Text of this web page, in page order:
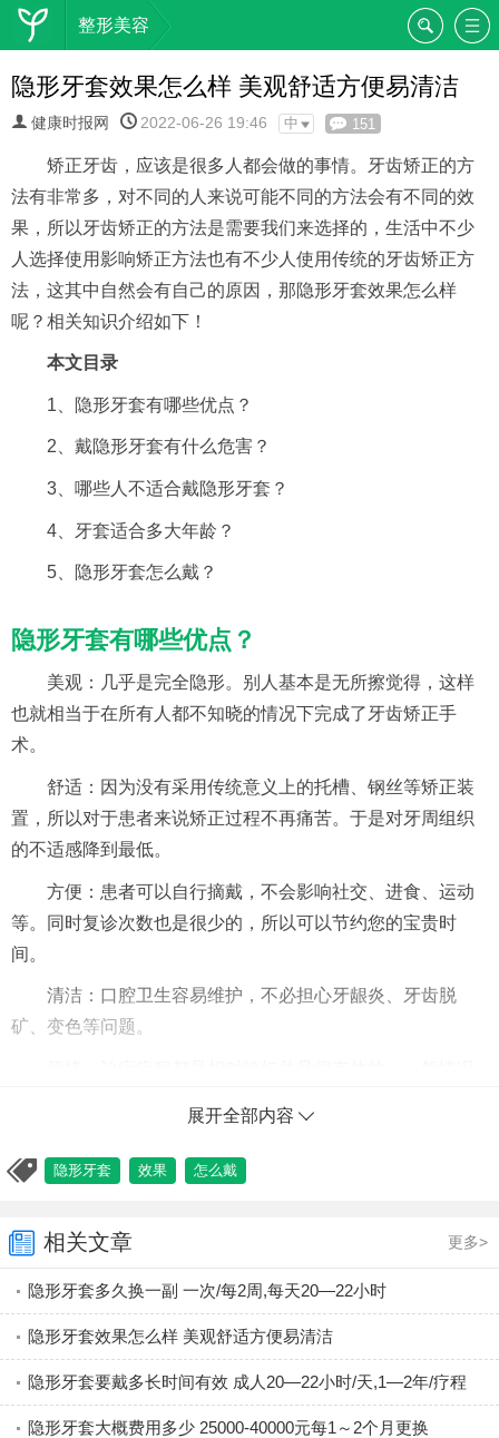
整形美容
隐形牙套效果怎么样 美观舒适方便易清洁
健康时报网 2022-06-26 19:46 中 151
矫正牙齿，应该是很多人都会做的事情。牙齿矫正的方
法有非常多，对不同的人来说可能不同的方法会有不同的效
果，所以牙齿矫正的方法是需要我们来选择的，生活中不少
人选择使用影响矫正方法也有不少人使用传统的牙齿矫正方
法，这其中自然会有自己的原因，那隐形牙套效果怎么样
呢？相关知识介绍如下！
本文目录
1、隐形牙套有哪些优点？
2、戴隐形牙套有什么危害？
3、哪些人不适合戴隐形牙套？
4、牙套适合多大年龄？
5、隐形牙套怎么戴？
隐形牙套有哪些优点？
美观：几乎是完全隐形。别人基本是无所擦觉得，这样
也就相当于在所有人都不知晓的情况下完成了牙齿矫正手
术。
舒适：因为没有采用传统意义上的托槽、钢丝等矫正装
置，所以对于患者来说矫正过程不再痛苦。于是对牙周组织
的不适感降到最低。
方便：患者可以自行摘戴，不会影响社交、进食、运动
等。同时复诊次数也是很少的，所以可以节约您的宝贵时
间。
清洁：口腔卫生容易维护，不必担心牙龈炎、牙齿脱
矿、变色等问题。
戴隐形牙套有什么危害？
的后遗症，矫正过程中或矫牙后使用牙齿黄金，牙齿黄金在
口含的时候可以让萎缩的牙龈直接吸收到足够营养，从而令
萎缩的牙龈再生，闭合因牙齿矫正而出现的难看牙龈缝隙，
避免因牙齿矫正带来的牙龈萎缩后遗症，矫正不好会出现牙
龈萎缩、松动、牙缝加大等情况，所以要谨慎矫正。
哪些人不适合戴隐形牙套？
展开全部内容
隐形牙套 效果 怎么戴
相关文章 更多>
隐形牙套多久换一副 一次/每2周,每天20—22小时
隐形牙套效果怎么样 美观舒适方便易清洁
隐形牙套要戴多长时间有效 成人20—22小时/天,1—2年/疗程
隐形牙套大概费用多少 25000-40000元每1～2个月更换